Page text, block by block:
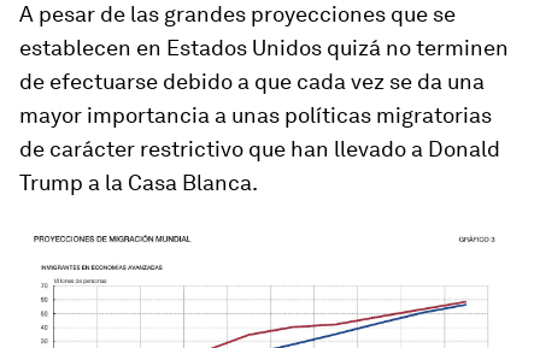
A pesar de las grandes proyecciones que se
establecen en Estados Unidos quizá no terminen
de efectuarse debido a que cada vez se da una
mayor importancia a unas políticas migratorias
de carácter restrictivo que han llevado a Donald
Trump a la Casa Blanca.